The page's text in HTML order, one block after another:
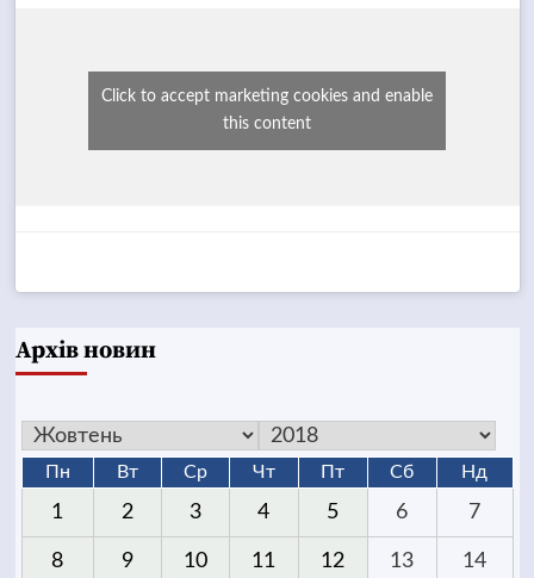
Click to accept marketing cookies and enable
this content
Архів новин
Пн Вт Ср Чт Пт Сб Нд
1 2 3 4 5 6 7
8 9 10 11 12 13 14